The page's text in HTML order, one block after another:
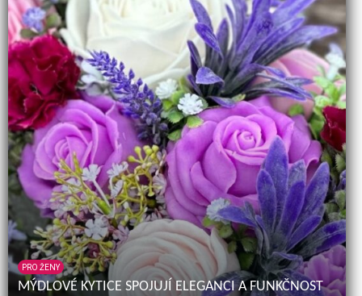
PRO ŽENY
MÝDLOVÉ KYTICE SPOJUJÍ ELEGANCI A FUNKČNOST